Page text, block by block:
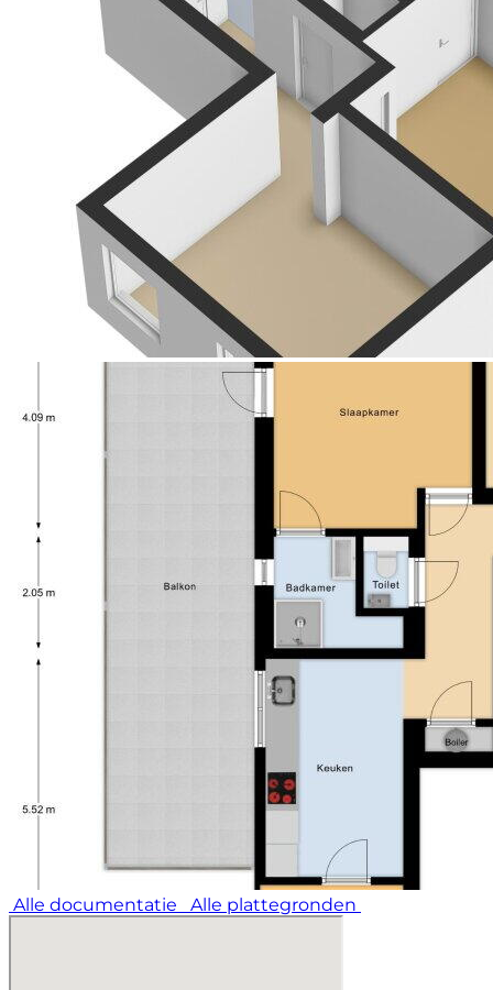
gezellige terrassen, restaurants en een divers
winkelaanbod. Daarnaast zijn er uitstekende
verbindingen richting Nijmegen, Venlo en Eindhoven.
Natuurgebieden en recreatiemogelijkheden liggen
op korte afstand.
Alle documentatie Alle plattegronden